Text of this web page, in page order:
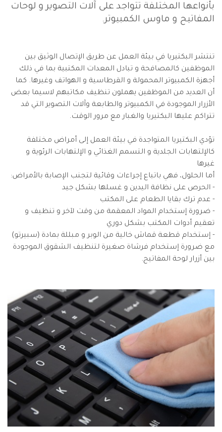
بأنواعها المختلفة تتواجد على آلات التصوير و لوحات
المفاتيح و ماوس الكمبيوتر.
تنتشر البكتيريا في بيئة العمل عن طريق الإتصال الوثيق بين
الموظفين كالمصافحة و تبادل المعدات المكتبية بما في ذلك
أجهزة الكمبيوتر المحمولة و القرطاسية و الهواتف وغيرها. كما
أن العديد من الموظفين يهملون تنظيف مكاتبهم لاسيما بعض
الأزرار الموجودة في الكمبيوتر والطابعة وآلات التصوير التي قد
تتراكم عليها البكتيريا والغبار مع مرور الوقت.
تؤدي البكتيريا المتواجدة في بيئة العمل إلى أمراض مختلفة
كالإلتهابات الجلدية و التسمم الغذائي و الإلتهابات الرئوية و
غيرها
أما الحلول، فهي باتباع إجراءات وقائية لتجنب الإصابة بالأمراض:
- الحرص على نظافة اليدين و غسلها بشكل جيد
- عدم ترك بقايا الطعام على المكتب
- ضرورة إستخدام المواد المعقمة من وقت لآخر و تنظيف و
تعقيم أدوات المكتب بشكل دوري
- إستخدام قطعة قماش خالية من الوبر و مبللة بمادة (سبيرتو)
مع ضرورة إستخدام فرشاة صغيرة لتنظيف الشقوق الموجودة
بين أزرار لوحة المفاتيح.